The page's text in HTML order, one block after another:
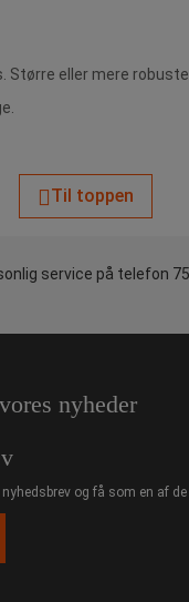
eller mere
Til toppen
service på telefon
nyheder
nyhedsbrev og få som en af